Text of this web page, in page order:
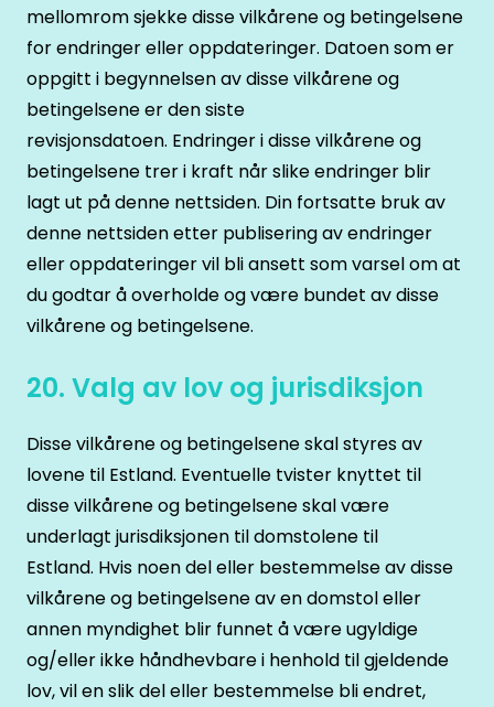
mellomrom sjekke disse vilkårene og betingelsene
for endringer eller oppdateringer. Datoen som er
oppgitt i begynnelsen av disse vilkårene og
betingelsene er den siste
revisjonsdatoen. Endringer i disse vilkårene og
betingelsene trer i kraft når slike endringer blir
lagt ut på denne nettsiden. Din fortsatte bruk av
denne nettsiden etter publisering av endringer
eller oppdateringer vil bli ansett som varsel om at
du godtar å overholde og være bundet av disse
vilkårene og betingelsene.
20. Valg av lov og jurisdiksjon
Disse vilkårene og betingelsene skal styres av
lovene til Estland. Eventuelle tvister knyttet til
disse vilkårene og betingelsene skal være
underlagt jurisdiksjonen til domstolene til
Estland. Hvis noen del eller bestemmelse av disse
vilkårene og betingelsene av en domstol eller
annen myndighet blir funnet å være ugyldige
og/eller ikke håndhevbare i henhold til gjeldende
lov, vil en slik del eller bestemmelse bli endret,